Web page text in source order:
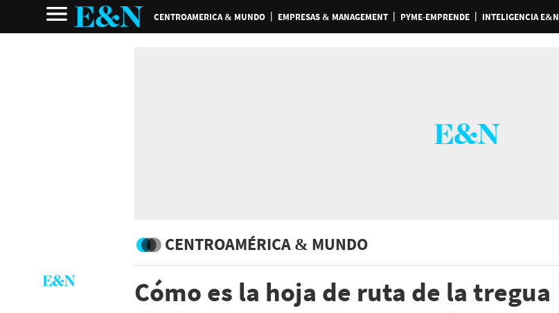
CENTROAMERICA & MUNDO EMPRESAS & MANAGEMENT PYME-EMPRENDE INTELIGENCIA E&N
CENTROAMÉRICA & MUNDO
Cómo es la hoja de ruta de la tregua